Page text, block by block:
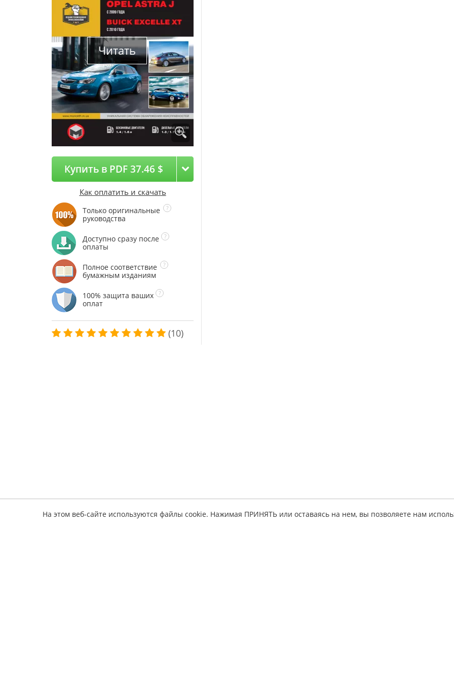
Читать
Купить в PDF 37.46 $
Как оплатить и скачать
Только оригинальные
руководства
Доступно сразу после
оплаты
Полное соответствие
бумажным изданиям
100% защита ваших
оплат
(10)
На этом веб-сайте используются файлы cookie. Нажимая ПРИНЯТЬ или оставаясь на нем, вы позволяете нам